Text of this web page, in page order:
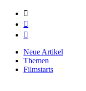



Neue Artikel
Themen
Filmstarts